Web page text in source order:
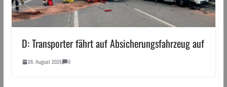
D: Transporter fährt auf Absicherungsfahrzeug auf
28. August 2025 0